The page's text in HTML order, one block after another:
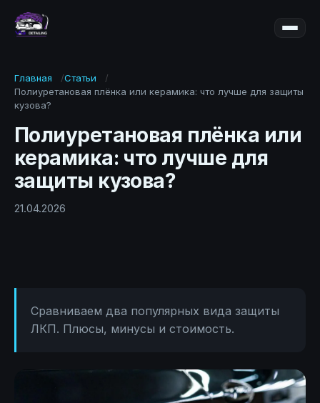
Главная
Статьи
Полиуретановая плёнка или керамика: что лучше для защиты
кузова?
Полиуретановая плёнка или
керамика: что лучше для
защиты кузова?
21.04.2026
Сравниваем два популярных вида защиты
ЛКП. Плюсы, минусы и стоимость.